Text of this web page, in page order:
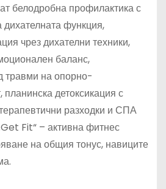
белодробна профилактика с
функция,
чрез дихателни техники,
баланс,
травми на опорно-
планинска детоксикация с
разходки и СПА
Fit“ – активна фитнес
на общия тонус, навиците